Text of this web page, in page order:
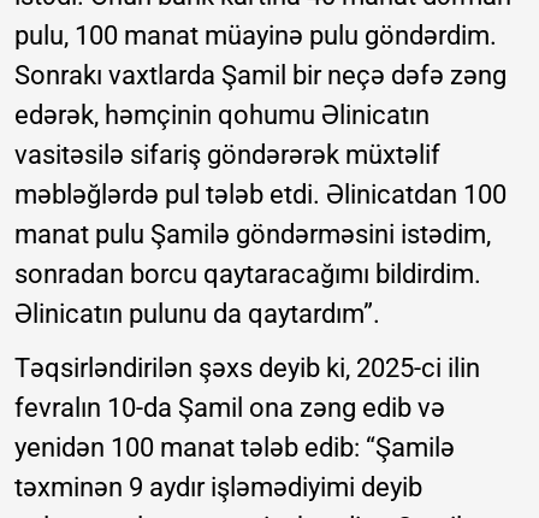
pulu, 100 manat müayinə pulu göndərdim.
Sonrakı vaxtlarda Şamil bir neçə dəfə zəng
edərək, həmçinin qohumu Əlinicatın
vasitəsilə sifariş göndərərək müxtəlif
məbləğlərdə pul tələb etdi. Əlinicatdan 100
manat pulu Şamilə göndərməsini istədim,
sonradan borcu qaytaracağımı bildirdim.
Əlinicatın pulunu da qaytardım”.
Təqsirləndirilən şəxs deyib ki, 2025-ci ilin
fevralın 10-da Şamil ona zəng edib və
yenidən 100 manat tələb edib: “Şamilə
təxminən 9 aydır işləmədiyimi deyib